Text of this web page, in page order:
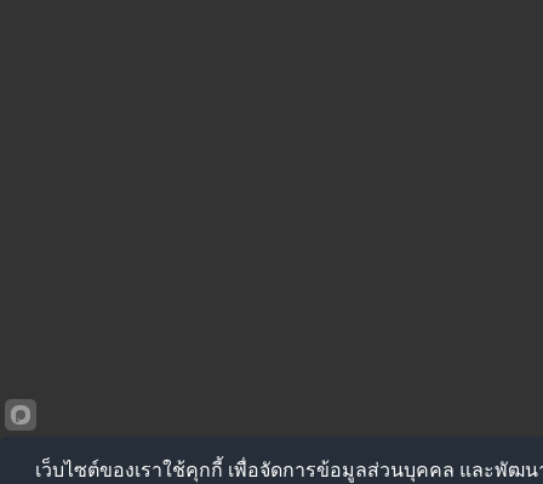
เว็บไซต์ของเราใช้คุกกี้ เพื่อจัดการข้อมูลส่วนบุคคล และพัฒ